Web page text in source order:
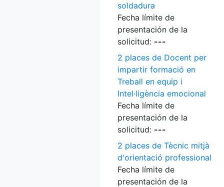
soldadura
Fecha límite de
presentación de la
solicitud: ---
2 places de Docent per
impartir formació en
Treball en equip i
Intel·ligència emocional
Fecha límite de
presentación de la
solicitud: ---
2 places de Tècnic mitjà
d'orientació professional
Fecha límite de
presentación de la